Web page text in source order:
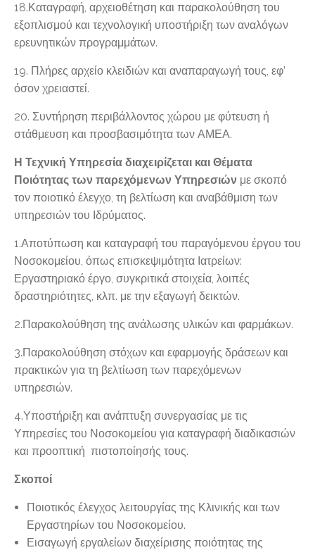
18.Καταγραφή, αρχειοθέτηση και παρακολούθηση του
εξοπλισμού και τεχνολογική υποστήριξη των αναλόγων
ερευνητικών προγραμμάτων.
19. Πλήρες αρχείο κλειδιών και αναπαραγωγή τους, εφ’
όσον χρειαστεί.
20. Συντήρηση περιβάλλοντος χώρου με φύτευση ή
στάθμευση και προσβασιμότητα των ΑΜΕΑ.
Η Τεχνική Υπηρεσία διαχειρίζεται και Θέματα
Ποιότητας των παρεχόμενων Υπηρεσιών με σκοπό
τον ποιοτικό έλεγχο, τη βελτίωση και αναβάθμιση των
υπηρεσιών του Ιδρύματος.
1.Αποτύπωση και καταγραφή του παραγόμενου έργου του
Νοσοκομείου, όπως επισκεψιμότητα Ιατρείων:
Εργαστηριακό έργο, συγκριτικά στοιχεία, λοιπές
δραστηριότητες, κλπ. με την εξαγωγή δεικτών.
2.Παρακολούθηση της ανάλωσης υλικών και φαρμάκων.
3.Παρακολούθηση στόχων και εφαρμογής δράσεων και
πρακτικών για τη βελτίωση των παρεχόμενων
υπηρεσιών.
4.Υποστήριξη και ανάπτυξη συνεργασίας με τις
Υπηρεσίες του Νοσοκομείου για καταγραφή διαδικασιών
και προοπτική πιστοποίησής τους.
Σκοποί
Ποιοτικός έλεγχος λειτουργίας της Κλινικής και των
Εργαστηρίων του Νοσοκομείου.
Εισαγωγή εργαλείων διαχείρισης ποιότητας της